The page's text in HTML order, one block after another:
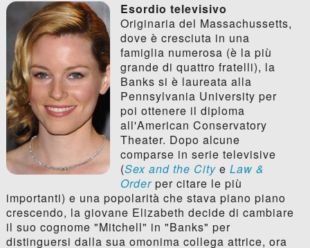
Esordio televisivo
Originaria del Massachussetts,
dove è cresciuta in una
famiglia numerosa (è la più
grande di quattro fratelli), la
Banks si è laureata alla
Pennsylvania University per
poi ottenere il diploma
all'American Conservatory
Theater. Dopo alcune
comparse in serie televisive
(Sex and the Citye Law &
Orderper citare le più
importanti) e una popolarità che stava piano piano
crescendo, la giovane Elizabeth decide di cambiare
il suo cognome "Mitchell" in "Banks" per
distinguersi dalla sua omonima collega attrice, ora